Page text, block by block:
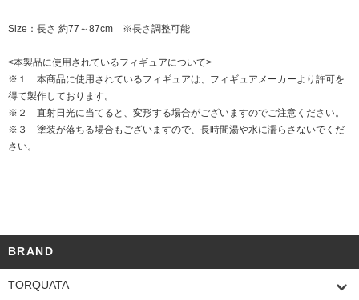
Size：長さ 約77～87cm ※長さ調整可能
<本製品に使用されているフィギュアについて>
※１ 本商品に使用されているフィギュアは、フィギュアメーカーより許可を
得て製作しております。
※２ 直射日光に当てると、変形する場合がございますのでご注意ください。
※３ 塗装が落ちる場合もございますので、長時間湯や水に濡らさないでくだ
さい。
BRAND
TORQUATA